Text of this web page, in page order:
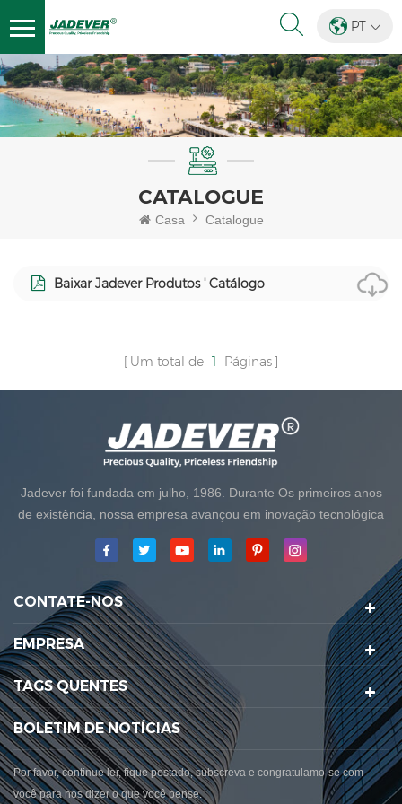
PT
CATALOGUE
Casa Catalogue
Baixar Jadever Produtos ' Catálogo
Um total de 1 Páginas
Jadever foi fundada em julho, 1986. Durante Os primeiros anos
de existência, nossa empresa avançou em inovação tecnológica
e desenvolvendo um negócio Plano. Em 1998, nossa empresa
alcançou o principal objetivo de qualidade, quando O primeiro de
nossos produtos receberam aprovação da Organização
Internacional da Legal Metrologia. Em 1999, Xiamen Jadever
Escala Co., Ltd.foi estabelecida; A principal área de produção
para a nossa empresa está localizada naqui. Aqui. Em 2006,
Jadever adquiriu a ISO ...
CONTATE-NOS
EMPRESA
TAGS QUENTES
BOLETIM DE NOTÍCIAS
Por favor, continue ler, fique postado, subscreva e congratulamo-se com
você para nos dizer o que você pense.